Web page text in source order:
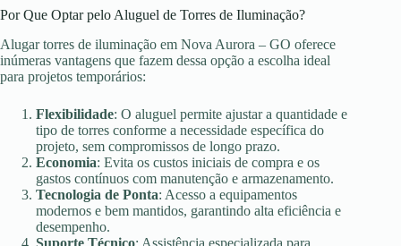
Por Que Optar pelo Aluguel de Torres de Iluminação?
Alugar torres de iluminação em Nova Aurora – GO oferece
inúmeras vantagens que fazem dessa opção a escolha ideal
para projetos temporários:
Flexibilidade: O aluguel permite ajustar a quantidade e
tipo de torres conforme a necessidade específica do
projeto, sem compromissos de longo prazo.
Economia: Evita os custos iniciais de compra e os
gastos contínuos com manutenção e armazenamento.
Tecnologia de Ponta: Acesso a equipamentos
modernos e bem mantidos, garantindo alta eficiência e
desempenho.
Suporte Técnico: Assistência especializada para